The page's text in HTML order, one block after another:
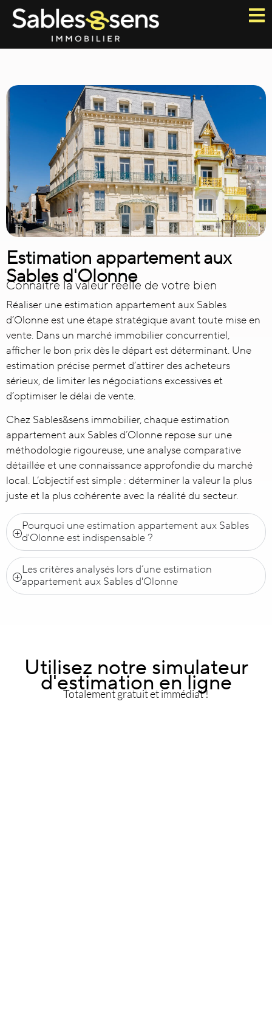
Estimation appartement aux
Sables d'Olonne
Connaître la valeur réelle de votre bien
Réaliser uneestimation appartement aux Sables
d’Olonneest une étape stratégique avant toute mise en
vente. Dans un marché immobilier concurrentiel,
afficher le bon prix dès le départ est déterminant. Une
estimation précise permet d’attirer des acheteurs
sérieux, de limiter les négociations excessives et
d’optimiser le délai de vente.
Chez Sables&sens immobilier, chaque estimation
appartement aux Sables d’Olonne repose sur une
méthodologie rigoureuse, une analyse comparative
détaillée et une connaissance approfondie du marché
local. L’objectif est simple : déterminer la valeur la plus
juste et la plus cohérente avec la réalité du secteur.
Pourquoi une estimation appartement aux Sables
d'Olonne est indispensable ?
Les critères analysés lors d’une estimation
appartement aux Sables d'Olonne
Utilisez notre simulateur
d'estimation en ligne
Totalement gratuit et immédiat !